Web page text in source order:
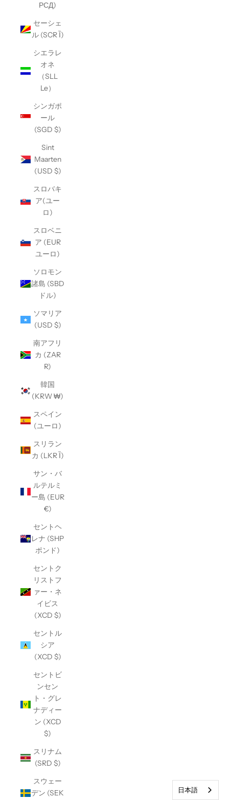
РСД)
セーシェ
ル (SCR Ȉ)
シエラレ
オネ
（SLL
Le）
シンガポ
ール
(SGD $)
Sint
Maarten
(USD $)
スロバキ
ア(ユー
ロ)
スロベニ
ア (EUR
ユーロ)
ソロモン
諸島 (SBD
ドル)
ソマリア
(USD $)
南アフリ
カ (ZAR
R)
韓国
(KRW ₩)
スペイン
(ユーロ)
スリラン
カ (LKR Ȉ)
サン・バ
ルテルミ
ー島 (EUR
€)
セントヘ
レナ (SHP
ポンド)
セントク
リストフ
ァー・ネ
イビス
(XCD $)
セントル
シア
(XCD $)
セントビ
ンセン
ト・グレ
ナディー
ン (XCD
$)
スリナム
(SRD $)
スウェー
デン (SEK
日本語